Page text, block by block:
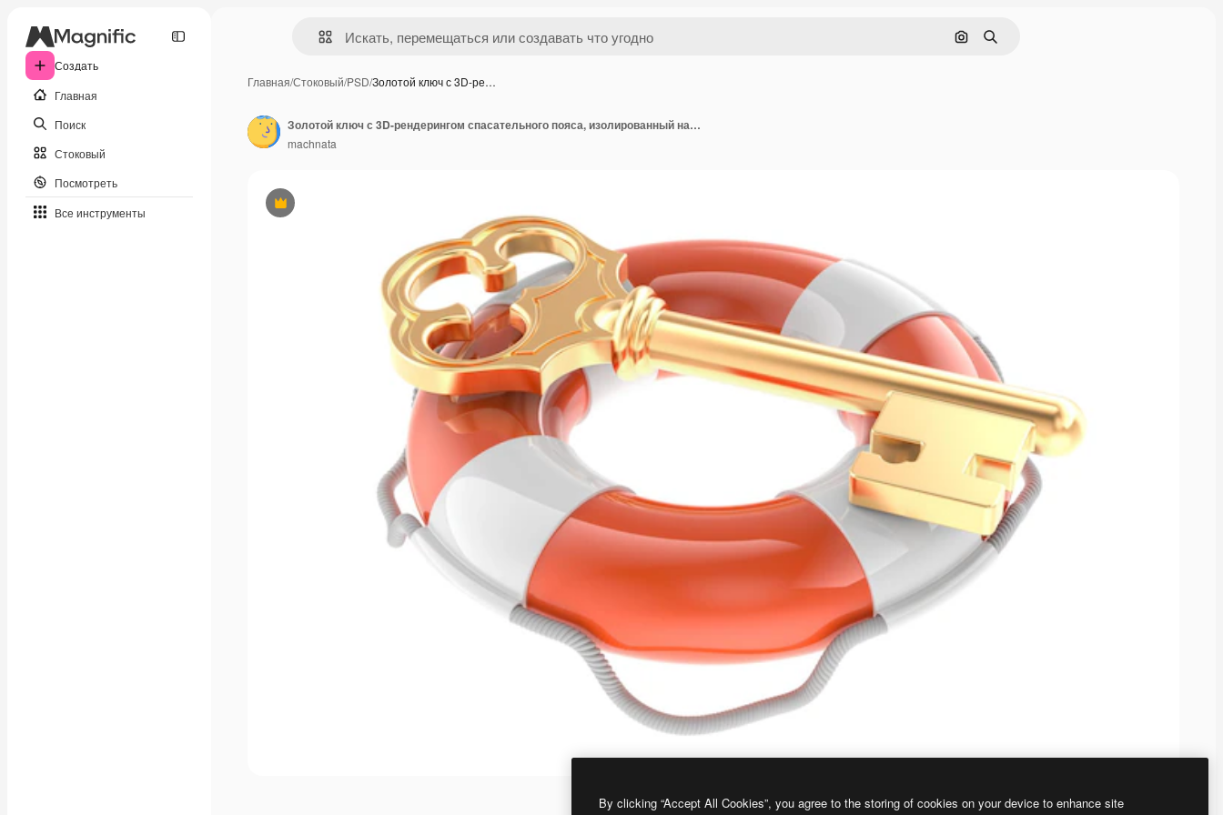
Создать
Главная
Поиск
Стоковый
Посмотреть
Все инструменты
Поиск по изображению
Поиск
Главная/Стоковый/PSD/Золотой ключ с 3D-ре…
Премиум
Золотой ключ с 3D-рендерингом спасательного пояса, изолированный на прозрачном фоне
machnata
By clicking “Accept All Cookies”, you agree to the storing of cookies on your device to enhance site